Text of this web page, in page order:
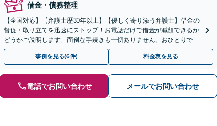
借金・債務整理
【全国対応】【弁護士歴30年以上】【優しく寄り添う弁護士】借金の
督促・取り立てを迅速にストップ！お電話だけで借金が減額できるか
どうかご説明します。面倒な手続きも一切ありません。おひとりで悩
まず、お気軽にご相談ください。【電話相談可】
事例を見る(6件) 料金表を見る
電話でお問い合わせ メールでお問い合わせ